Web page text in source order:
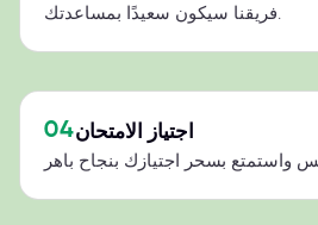
فريقنا سيكون سعيدًا بمساعدتك.
04اجتياز الامتحان